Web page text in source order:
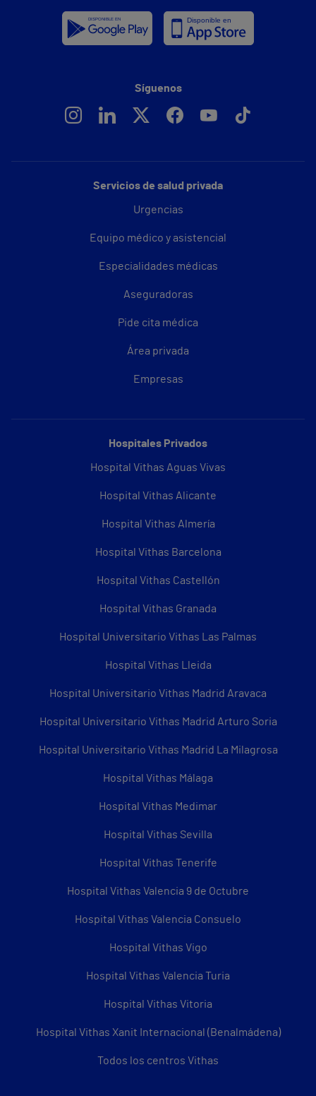
Servicios de salud privada
Urgencias
Equipo médico y asistencial
Especialidades médicas
Aseguradoras
Pide cita médica
Área privada
Empresas
Hospitales Privados
Hospital Vithas Aguas Vivas
Hospital Vithas Alicante
Hospital Vithas Almería
Hospital Vithas Barcelona
Hospital Vithas Castellón
Hospital Vithas Granada
Hospital Universitario Vithas Las Palmas
Hospital Vithas Lleida
Hospital Universitario Vithas Madrid Aravaca
Hospital Universitario Vithas Madrid Arturo Soria
Hospital Universitario Vithas Madrid La Milagrosa
Hospital Vithas Málaga
Hospital Vithas Medimar
Hospital Vithas Sevilla
Hospital Vithas Tenerife
Hospital Vithas Valencia 9 de Octubre
Hospital Vithas Valencia Consuelo
Hospital Vithas Vigo
Hospital Vithas Valencia Turia
Hospital Vithas Vitoria
Hospital Vithas Xanit Internacional (Benalmádena)
Todos los centros Vithas
Síguenos